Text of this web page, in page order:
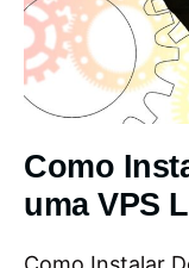
Como
uma VPS